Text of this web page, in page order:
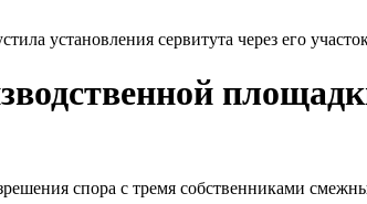
установления сервитута через его
спора с тремя собственниками